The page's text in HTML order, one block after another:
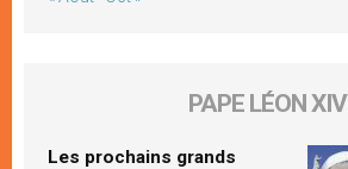
PAPE LÉON XIV
Les prochains grands